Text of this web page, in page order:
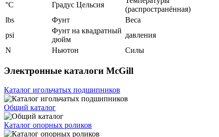
°C
Градус Цельсия
(распространённая)
lbs
Фунт
Веса
psi
Фунт на квадратный
дюйм
давления
N
Ньютон Силы
Электронные каталоги McGill
Каталог игольчатых подшипников
Общий каталог
Каталог опорных роликов